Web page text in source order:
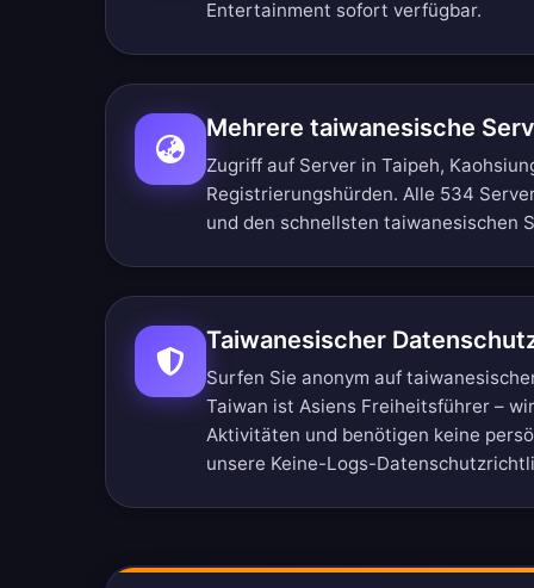
Entertainment sofort verfügbar.
Mehrere taiwanesische
Zugriff auf Server in Taipeh,
Registrierungshürden. Alle 534
und den schnellsten taiwanesischen
Taiwanesischer
Surfen Sie anonym auf
Taiwan ist Asiens Freiheitsführer –
Aktivitäten und benötigen keine
unsere Keine-Logs-